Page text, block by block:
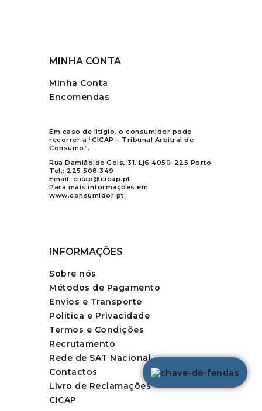
MINHA CONTA
Minha Conta
Encomendas
Em caso de litígio, o consumidor pode
recorrer a “CICAP – Tribunal Arbitral de
Consumo”.
Rua Damião de Gois, 31, Lj6 4050-225 Porto
Tel.: 225 508 349
Email: cicap@cicap.pt
Para mais informações em
www.consumidor.pt
INFORMAÇÕES
Sobre nós
Métodos de Pagamento
Envios e Transporte
Politica e Privacidade
Termos e Condições
Recrutamento
Rede de SAT Nacional
Contactos
Livro de Reclamações
CICAP